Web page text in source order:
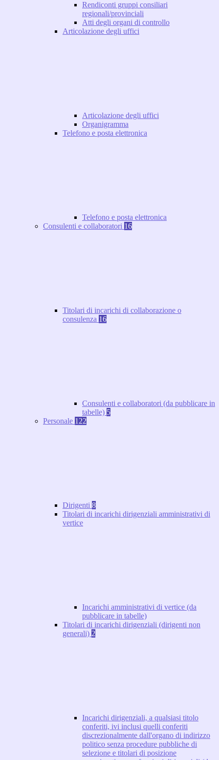
Rendiconti gruppi consiliari
regionali/provinciali
Atti degli organi di controllo
Articolazione degli uffici
Articolazione degli uffici
Organigramma
Telefono e posta elettronica
Telefono e posta elettronica
Consulenti e collaboratori 16
Titolari di incarichi di collaborazione o
consulenza 16
Consulenti e collaboratori (da pubblicare in
tabelle) 5
Personale 122
Dirigenti 8
Titolari di incarichi dirigenziali amministrativi di
vertice
Incarichi amministrativi di vertice (da
pubblicare in tabelle)
Titolari di incarichi dirigenziali (dirigenti non
generali) 2
Incarichi dirigenziali, a qualsiasi titolo
conferiti, ivi inclusi quelli conferiti
discrezionalmente dall'organo di indirizzo
politico senza procedure pubbliche di
selezione e titolari di posizione